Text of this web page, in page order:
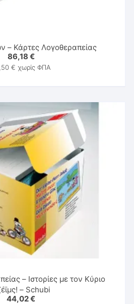
– Κάρτες Λογοθεραπείας
86,18 €
€ χωρίς ΦΠΑ
– Ιστορίες με τον Κύριο
– Schubi
44,02€